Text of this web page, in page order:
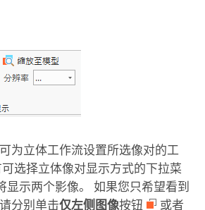
为立体工作流设置所选像对的工
选择立体像对显示方式的下拉菜
显示两个影像。 如果您只希望看到
分别单击仅左侧图像按钮
或者